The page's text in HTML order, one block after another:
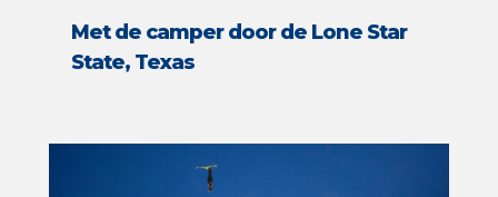
Met de camper door de Lone Star
State, Texas